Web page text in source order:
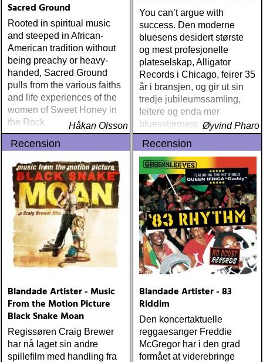
Sacred Ground
Rooted in spiritual music
and steeped in African-
American tradition without
being preachy or heavy-
handed, Sacred Ground
pulls from the various faiths
and life experiences of the
women of Sweet Honey in
the Rock
Håkan Olsson
You can’t argue with
success. Den moderne
bluesens desidert største
og mest profesjonelle
plateselskap, Alligator
Records i Chicago, feirer 35
år i bransjen, og gir ut sin
tredje jubileumssamling,
feitere og enda mer
bluesstjernespekket enn
30-årssamlingen og 20-
årssamlingen
Øyvind Pharo
Recension
Blandade Artister - Music
From the Motion Picture
Black Snake Moan
Regissøren Craig Brewer
har nå laget sin andre
spillefilm med handling fra
Recension
Blandade Artister - 83
Riddim
Den koncertaktuelle
reggaesanger Freddie
McGregor har i den grad
formået at viderebringe